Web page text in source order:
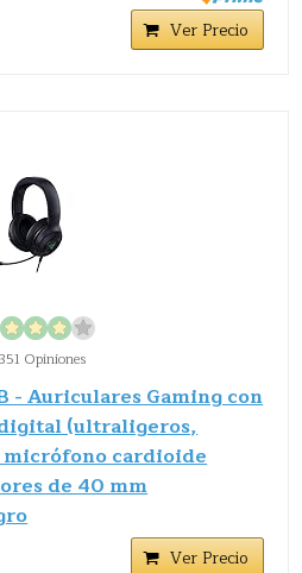
Ver Precio
Opiniones
- Auriculares Gaming con
(ultraligeros,
cardioide
de 40 mm
Ver Precio